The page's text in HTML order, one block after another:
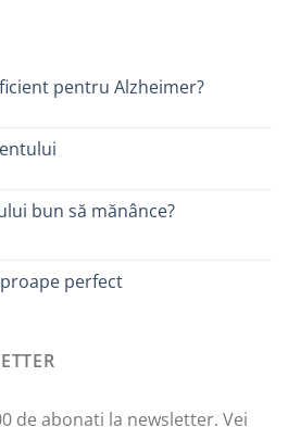
pentru Alzheimer?
bun să mănânce?
perfect
de abonați la newsletter. Vei